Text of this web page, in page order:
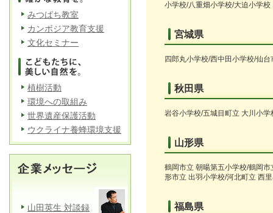
小学校/八重畑小学校/大迫小学校
宮城県
四郎丸小学校/西中田小学校/仙
秋田県
岩谷小学校/五城目町立 大川小学
山形県
鶴岡市立 朝暘第五小学校/鶴岡
形市立 出羽小学校/河北町立 西
福島県
みつばち教室
カンボジア教育支援
文化セミナー
植樹活動
環境への取組み
世界遺産保護活動
ウクライナ養蜂環境支援
山田英生 対談録